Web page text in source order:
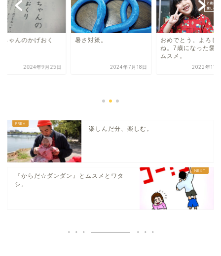
ちゃんのかげおく
2024年9月25日
暑さ対策。
2024年7月18日
おめでとう。よろし
ね。7歳になった愛
ムスメ。
2022年11
楽しんだ分、楽しむ。
『からだ☆ダンダン』とムスメとワタ
シ。